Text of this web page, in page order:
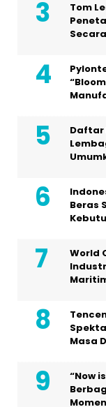
Tom
Daftar
Beras
World
Masa
“Now